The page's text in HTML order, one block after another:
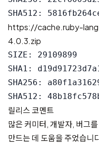
https://cache.ruby-
4.0.3.zip
SIZE: 29109899
SHA1:
SHA256:
릴리스 코멘트
많은 커미터, 개발자, 버그
만드는 데 도움을 주었습니